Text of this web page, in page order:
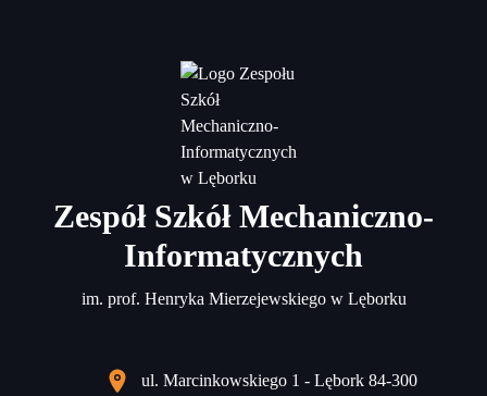
Zespół Szkół Mechaniczno-
Informatycznych
im. prof. Henryka Mierzejewskiego w Lęborku
ul. Marcinkowskiego 1 - Lębork 84-300